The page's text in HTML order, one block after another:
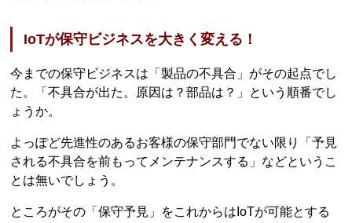
IoTが保守ビジネスを大きく変える！
今までの保守ビジネスは「製品の不具合」がその起点でし
た。「不具合が出た。原因は？部品は？」という順番でし
ょうか。
よっぽど先進性のあるお客様の保守部門でない限り「予見
される不具合を前もってメンテナンスする」などというこ
とは無いでしょう。
ところがその「保守予見」をこれからはIoTが可能とする